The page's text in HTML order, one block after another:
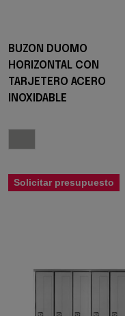
BUZON DUOMO
HORIZONTAL CON
TARJETERO ACERO
INOXIDABLE
Solicitar presupuesto